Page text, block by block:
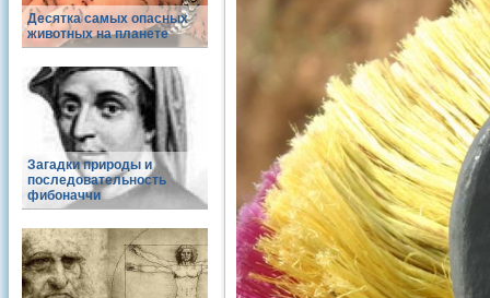
Десятка самых опасных
животных на планете
Загадки природы и
последовательность
фибоначчи